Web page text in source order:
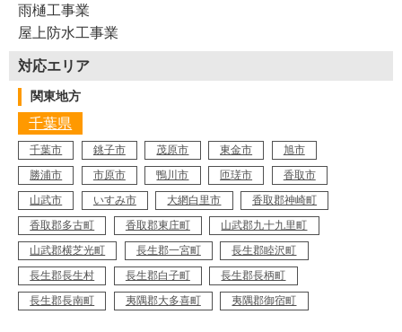
雨樋工事業
屋上防水工事業
対応エリア
関東地方
千葉県
千葉市 銚子市 茂原市 東金市
旭市
勝浦市
市原市 鴨川市 匝瑳市
香取市
山武市
いすみ市 大網白里市
香取郡神崎町
香取郡多古町
香取郡東庄町
山武郡九十九里町
山武郡横芝光町
長生郡一宮町
長生郡睦沢町
長生郡長生村
長生郡白子町
長生郡長柄町
長生郡長南町
夷隅郡大多喜町 夷隅郡御宿町